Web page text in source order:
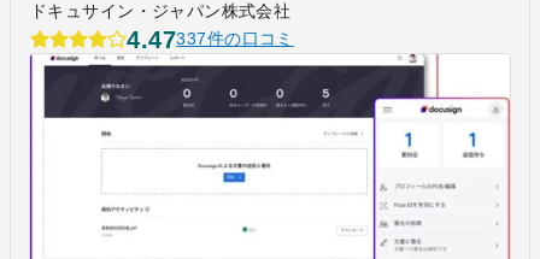
ドキュサイン・ジャパン株式会社
4.47337件の口コミ